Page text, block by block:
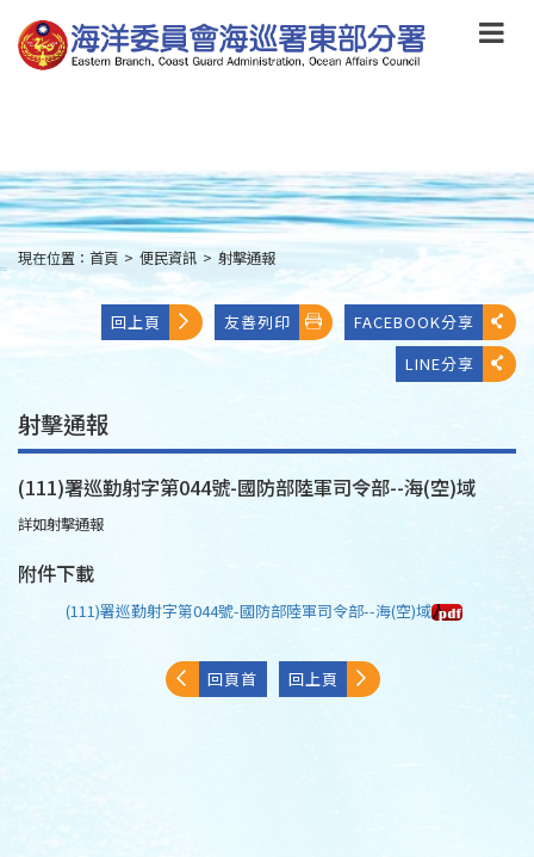
到
主
要
main
content
:::
現在位置： 首頁 > 便民資訊 > 射擊通報
回上頁 友善列印
FACEBOOK分享
LINE分享
射擊通報
(111)署巡勤射字第044號-國防部陸軍司令部--海(空)域
詳如射擊通報
附件下載
(111)署巡勤射字第044號-國防部陸軍司令部--海(空)域
回頁首 回上頁